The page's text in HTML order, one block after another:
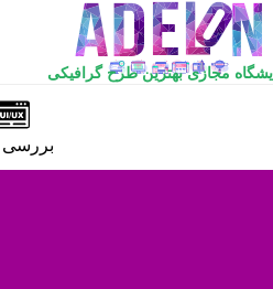
مجازی بهترین طرح گرافیکی
بررسی